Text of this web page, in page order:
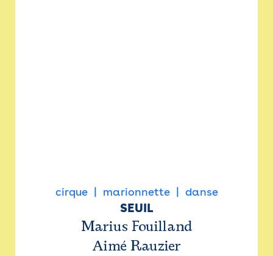
cirque marionnette danse
SEUIL
Marius Fouilland
Aimé Rauzier